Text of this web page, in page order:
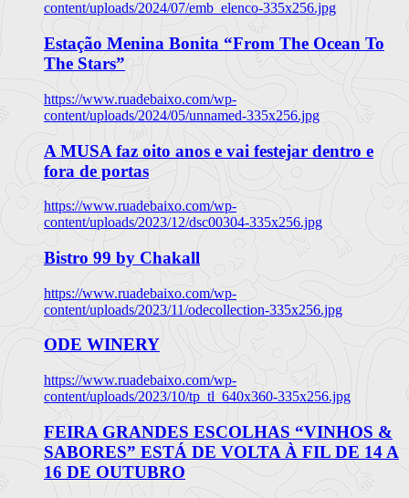
content/uploads/2024/07/emb_elenco-335x256.jpg
Estação Menina Bonita “From The Ocean To
The Stars”
https://www.ruadebaixo.com/wp-
content/uploads/2024/05/unnamed-335x256.jpg
A MUSA faz oito anos e vai festejar dentro e
fora de portas
https://www.ruadebaixo.com/wp-
content/uploads/2023/12/dsc00304-335x256.jpg
Bistro 99 by Chakall
https://www.ruadebaixo.com/wp-
content/uploads/2023/11/odecollection-335x256.jpg
ODE WINERY
https://www.ruadebaixo.com/wp-
content/uploads/2023/10/tp_tl_640x360-335x256.jpg
FEIRA GRANDES ESCOLHAS “VINHOS &
SABORES” ESTÁ DE VOLTA À FIL DE 14 A
16 DE OUTUBRO